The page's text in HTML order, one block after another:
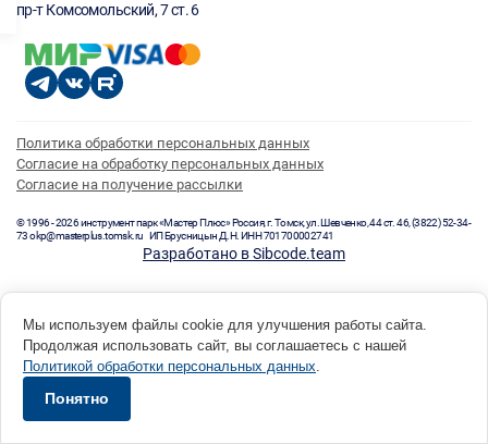
пр-т Комсомольский, 7 ст. 6
Политика обработки персональных данных
Согласие на обработку персональных данных
Согласие на получение рассылки
© 1996 - 2026 инструмент парк «Мастер Плюс» Россия, г. Томск, ул. Шевченко, 44 ст. 46, (3822) 52-34-
73 okp@masterplus.tomsk.ru ИП Брусницын Д.Н. ИНН 701700002741
Разработано в Sibcode.team
Мы используем файлы cookie для улучшения работы сайта.
Продолжая использовать сайт, вы соглашаетесь с нашей
Политикой обработки персональных данных.
Понятно